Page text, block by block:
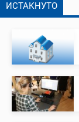
ИСТАКНУТО